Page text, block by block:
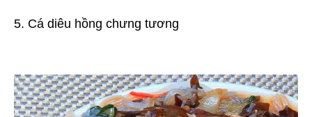
5. Cá diêu hồng chưng tương